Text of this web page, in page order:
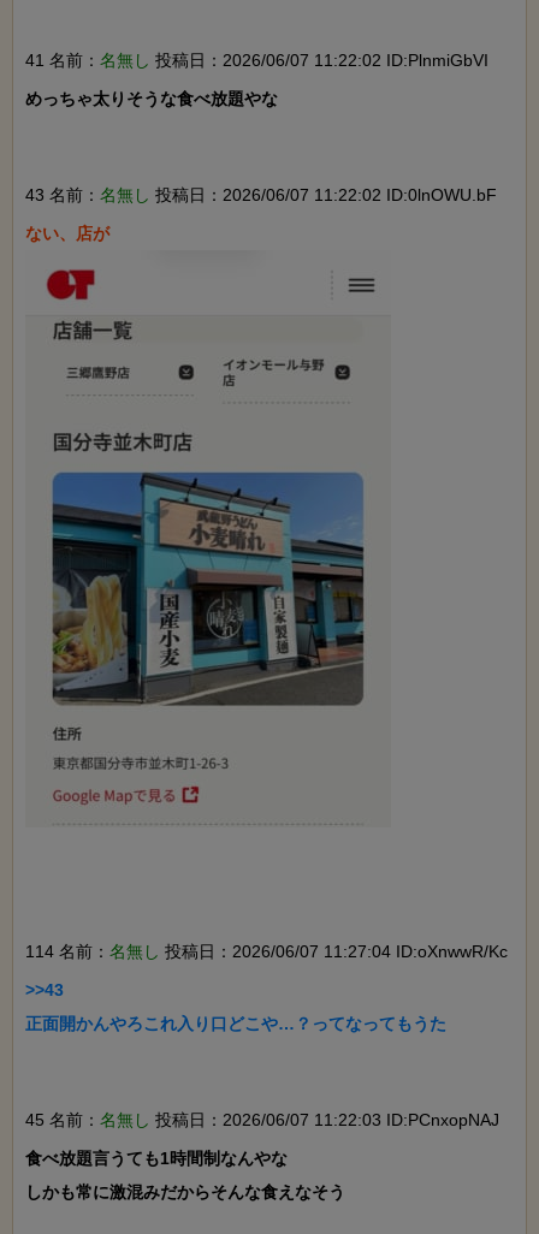
41 名前： 名無し 投稿日：2026/06/07 11:22:02 ID:PlnmiGbVI
めっちゃ太りそうな食べ放題やな
43 名前： 名無し 投稿日：2026/06/07 11:22:02 ID:0lnOWU.bF
114 名前： 名無し 投稿日：2026/06/07 11:27:04 ID:oXnwwR/Kc
>>43
正面開かんやろこれ入り口どこや…？ってなってもうた
45 名前： 名無し 投稿日：2026/06/07 11:22:03 ID:PCnxopNAJ
食べ放題言うても1時間制なんやな
しかも常に激混みだからそんな食えなそう